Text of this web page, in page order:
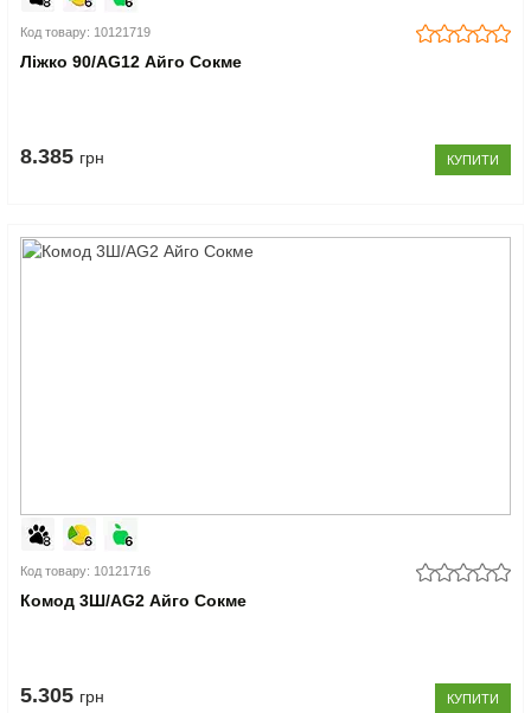
Код товару: 10121719
Ліжко 90/AG12 Айго Сокме
8.385 грн КУПИТИ
Код товару: 10121716
Комод 3Ш/AG2 Айго Сокме
5.305 грн КУПИТИ